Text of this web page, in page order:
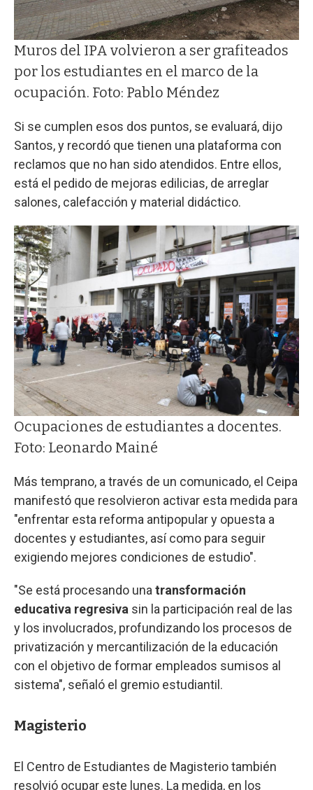
Muros del IPA volvieron a ser grafiteados
por los estudiantes en el marco de la
ocupación. Foto: Pablo Méndez
Si se cumplen esos dos puntos, se evaluará, dijo
Santos, y recordó que tienen una plataforma con
reclamos que no han sido atendidos. Entre ellos,
está el pedido de mejoras edilicias, de arreglar
salones, calefacción y material didáctico.
Ocupaciones de estudiantes a docentes.
Foto: Leonardo Mainé
Más temprano, a través de un comunicado, el Ceipa
manifestó que resolvieron activar esta medida para
"enfrentar esta reforma antipopular y opuesta a
docentes y estudiantes, así como para seguir
exigiendo mejores condiciones de estudio".
"Se está procesando una transformación
educativa regresiva sin la participación real de las
y los involucrados, profundizando los procesos de
privatización y mercantilización de la educación
con el objetivo de formar empleados sumisos al
sistema", señaló el gremio estudiantil.
Magisterio
El Centro de Estudiantes de Magisterio también
resolvió ocupar este lunes. La medida, en los